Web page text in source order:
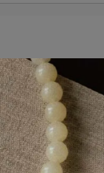
洱茶歷史上不同時期茶
在於茶菁級數與茶菁中